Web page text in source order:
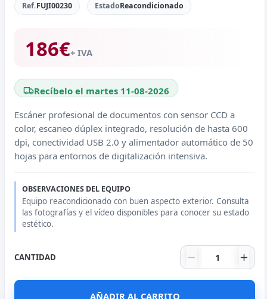
Ref.FUJI00230 EstadoReacondicionado
186€+ IVA
Recíbelo el martes 11-08-2026
Escáner profesional de documentos con sensor CCD a
color, escaneo dúplex integrado, resolución de hasta 600
dpi, conectividad USB 2.0 y alimentador automático de 50
hojas para entornos de digitalización intensiva.
OBSERVACIONES DEL EQUIPO
Equipo reacondicionado con buen aspecto exterior. Consulta
las fotografías y el vídeo disponibles para conocer su estado
estético.
CANTIDAD Escáner
AÑADIR AL CARRITO